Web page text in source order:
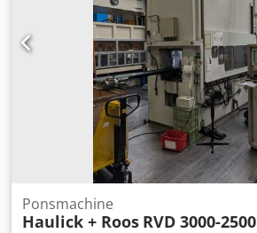
Ponsmachine
Haulick + Roos RVD 3000-2500